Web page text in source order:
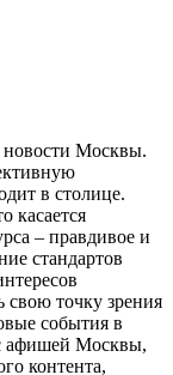
новости Москвы.
в столице.
касается
– правдивое и
стандартов
свою точку зрения
события в
афишей Москвы,
контента,